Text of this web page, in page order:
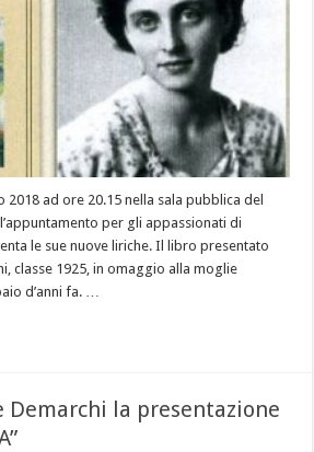
2018 ad ore 20.15 nella sala pubblica del
per gli appassionati di
le sue nuove liriche. Il libro presentato
classe 1925, in omaggio alla moglie
d’anni fa. …
Demarchi la presentazione